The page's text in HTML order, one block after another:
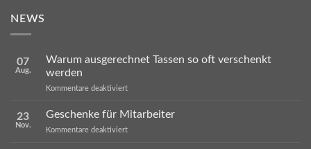
NEWS
07
Aug.
Warum ausgerechnet Tassen so oft verschenkt
werden
Kommentare deaktiviertfür
Tassen
23
Nov.
Geschenke für Mitarbeiter
Kommentare deaktiviertfür